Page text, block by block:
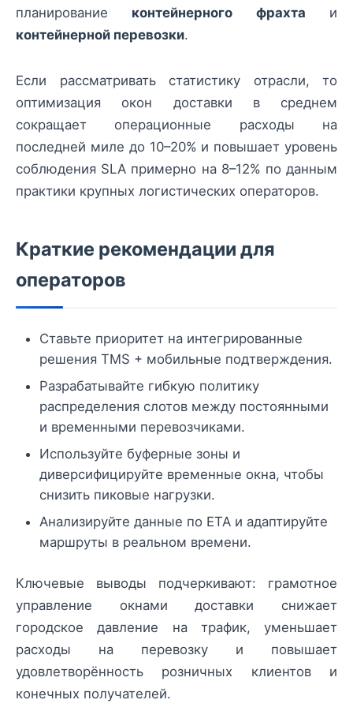
планирование контейнерного фрахта и
контейнерной перевозки.
Если рассматривать статистику отрасли, то
оптимизация окон доставки в среднем
сокращает операционные расходы на
последней миле до 10–20% и повышает уровень
соблюдения SLA примерно на 8–12% по данным
практики крупных логистических операторов.
Краткие рекомендации для
операторов
Ставьте приоритет на интегрированные
решения TMS + мобильные подтверждения.
Разрабатывайте гибкую политику
распределения слотов между постоянными
и временными перевозчиками.
Используйте буферные зоны и
диверсифицируйте временные окна, чтобы
снизить пиковые нагрузки.
Анализируйте данные по ETA и адаптируйте
маршруты в реальном времени.
Ключевые выводы подчеркивают: грамотное
управление окнами доставки снижает
городское давление на трафик, уменьшает
расходы на перевозку и повышает
удовлетворённость розничных клиентов и
конечных получателей.